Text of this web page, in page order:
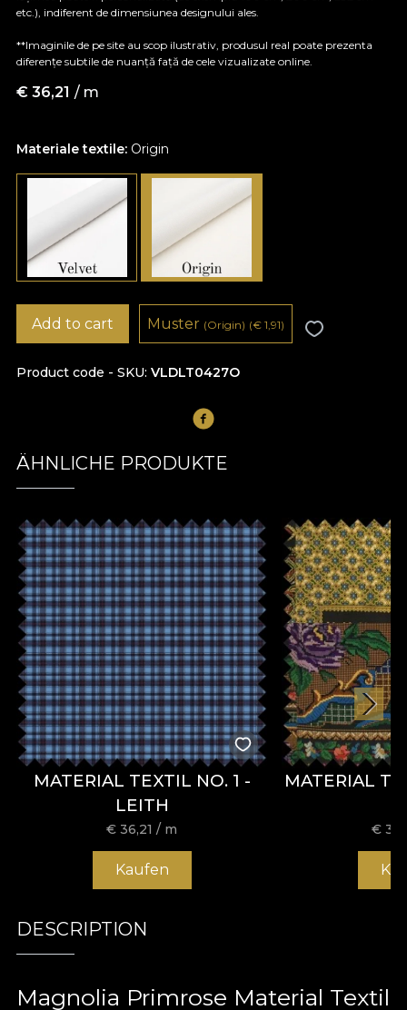
Materiale textile: Origin
etc.), indiferent de dimensiunea designului ales.
**Imaginile de pe site au scop ilustrativ, produsul real poate prezenta
diferențe subtile de nuanță față de cele vizualizate online.
€ 36,21 / m
Product code - SKU VLDLT0427O
Add to cart Muster (Origin) (€ 1,91)
ÄHNLICHE PRODUKTE
MATERIAL TEXTIL NO. 1 -
LEITH
€36,21 / m
Kaufen
MATERIAL
€
DESCRIPTION
Magnolia Primrose Material Textil